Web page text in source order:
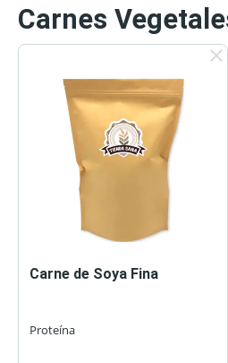
Carnes
clear
Carne de Soya Fina
Proteína